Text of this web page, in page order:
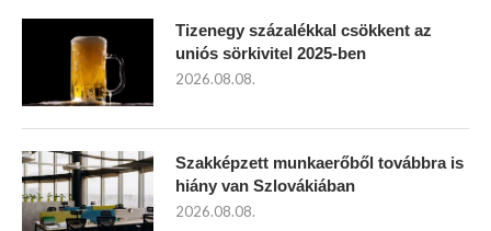
Tizenegy százalékkal csökkent az
uniós sörkivitel 2025-ben
2026.08.08.
Szakképzett munkaerőből továbbra is
hiány van Szlovákiában
2026.08.08.